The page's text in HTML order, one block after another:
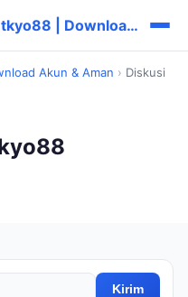
💎 tkyo88 - Web Resmi tkyo88 | Download Akun & Aman
Akun & Aman › Diskusi
Kirim